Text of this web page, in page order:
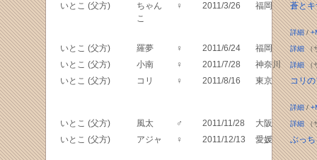
いとこ (父方)
ちゃん
こ
♀ 2011/3/26 福岡 蒼と
詳細/
いとこ (父方) 羅夢 ♀ 2011/6/24 福岡 詳細（
いとこ (父方) 小南 ♀ 2011/7/28 神奈川 詳細（
いとこ (父方) コリ ♀ 2011/8/16 東京 コリ
詳細/
いとこ (父方) 風太 ♂ 2011/11/28 大阪 詳細（
いとこ (父方) アジャ ♀ 2011/12/13 愛媛 ぶっ